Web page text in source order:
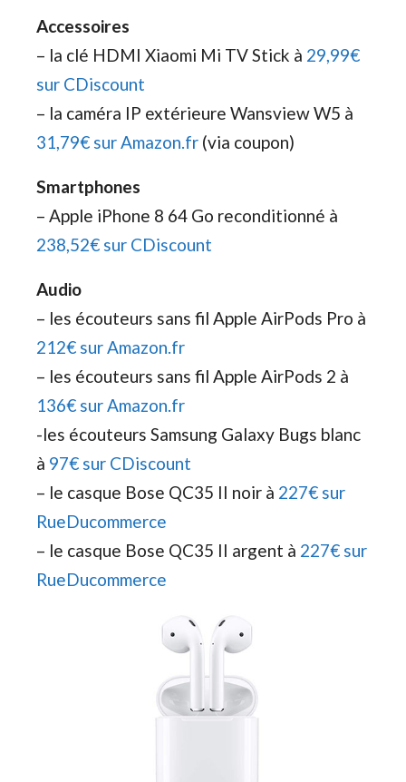
Accessoires
– la clé HDMI Xiaomi Mi TV Stick à 29,99€
sur CDiscount
– la caméra IP extérieure Wansview W5 à
31,79€ sur Amazon.fr (via coupon)
Smartphones
– Apple iPhone 8 64 Go reconditionné à
238,52€ sur CDiscount
Audio
– les écouteurs sans fil Apple AirPods Pro à
212€ sur Amazon.fr
– les écouteurs sans fil Apple AirPods 2 à
136€ sur Amazon.fr
-les écouteurs Samsung Galaxy Bugs blanc
à 97€ sur CDiscount
– le casque Bose QC35 II noir à 227€ sur
RueDucommerce
– le casque Bose QC35 II argent à 227€ sur
RueDucommerce